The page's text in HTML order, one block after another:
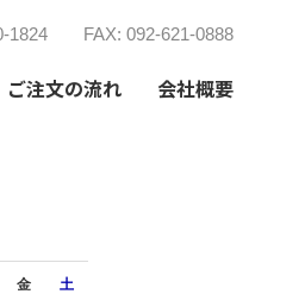
1824 FAX: 092-621-0888
ご注文の流れ 会社概要
金 土